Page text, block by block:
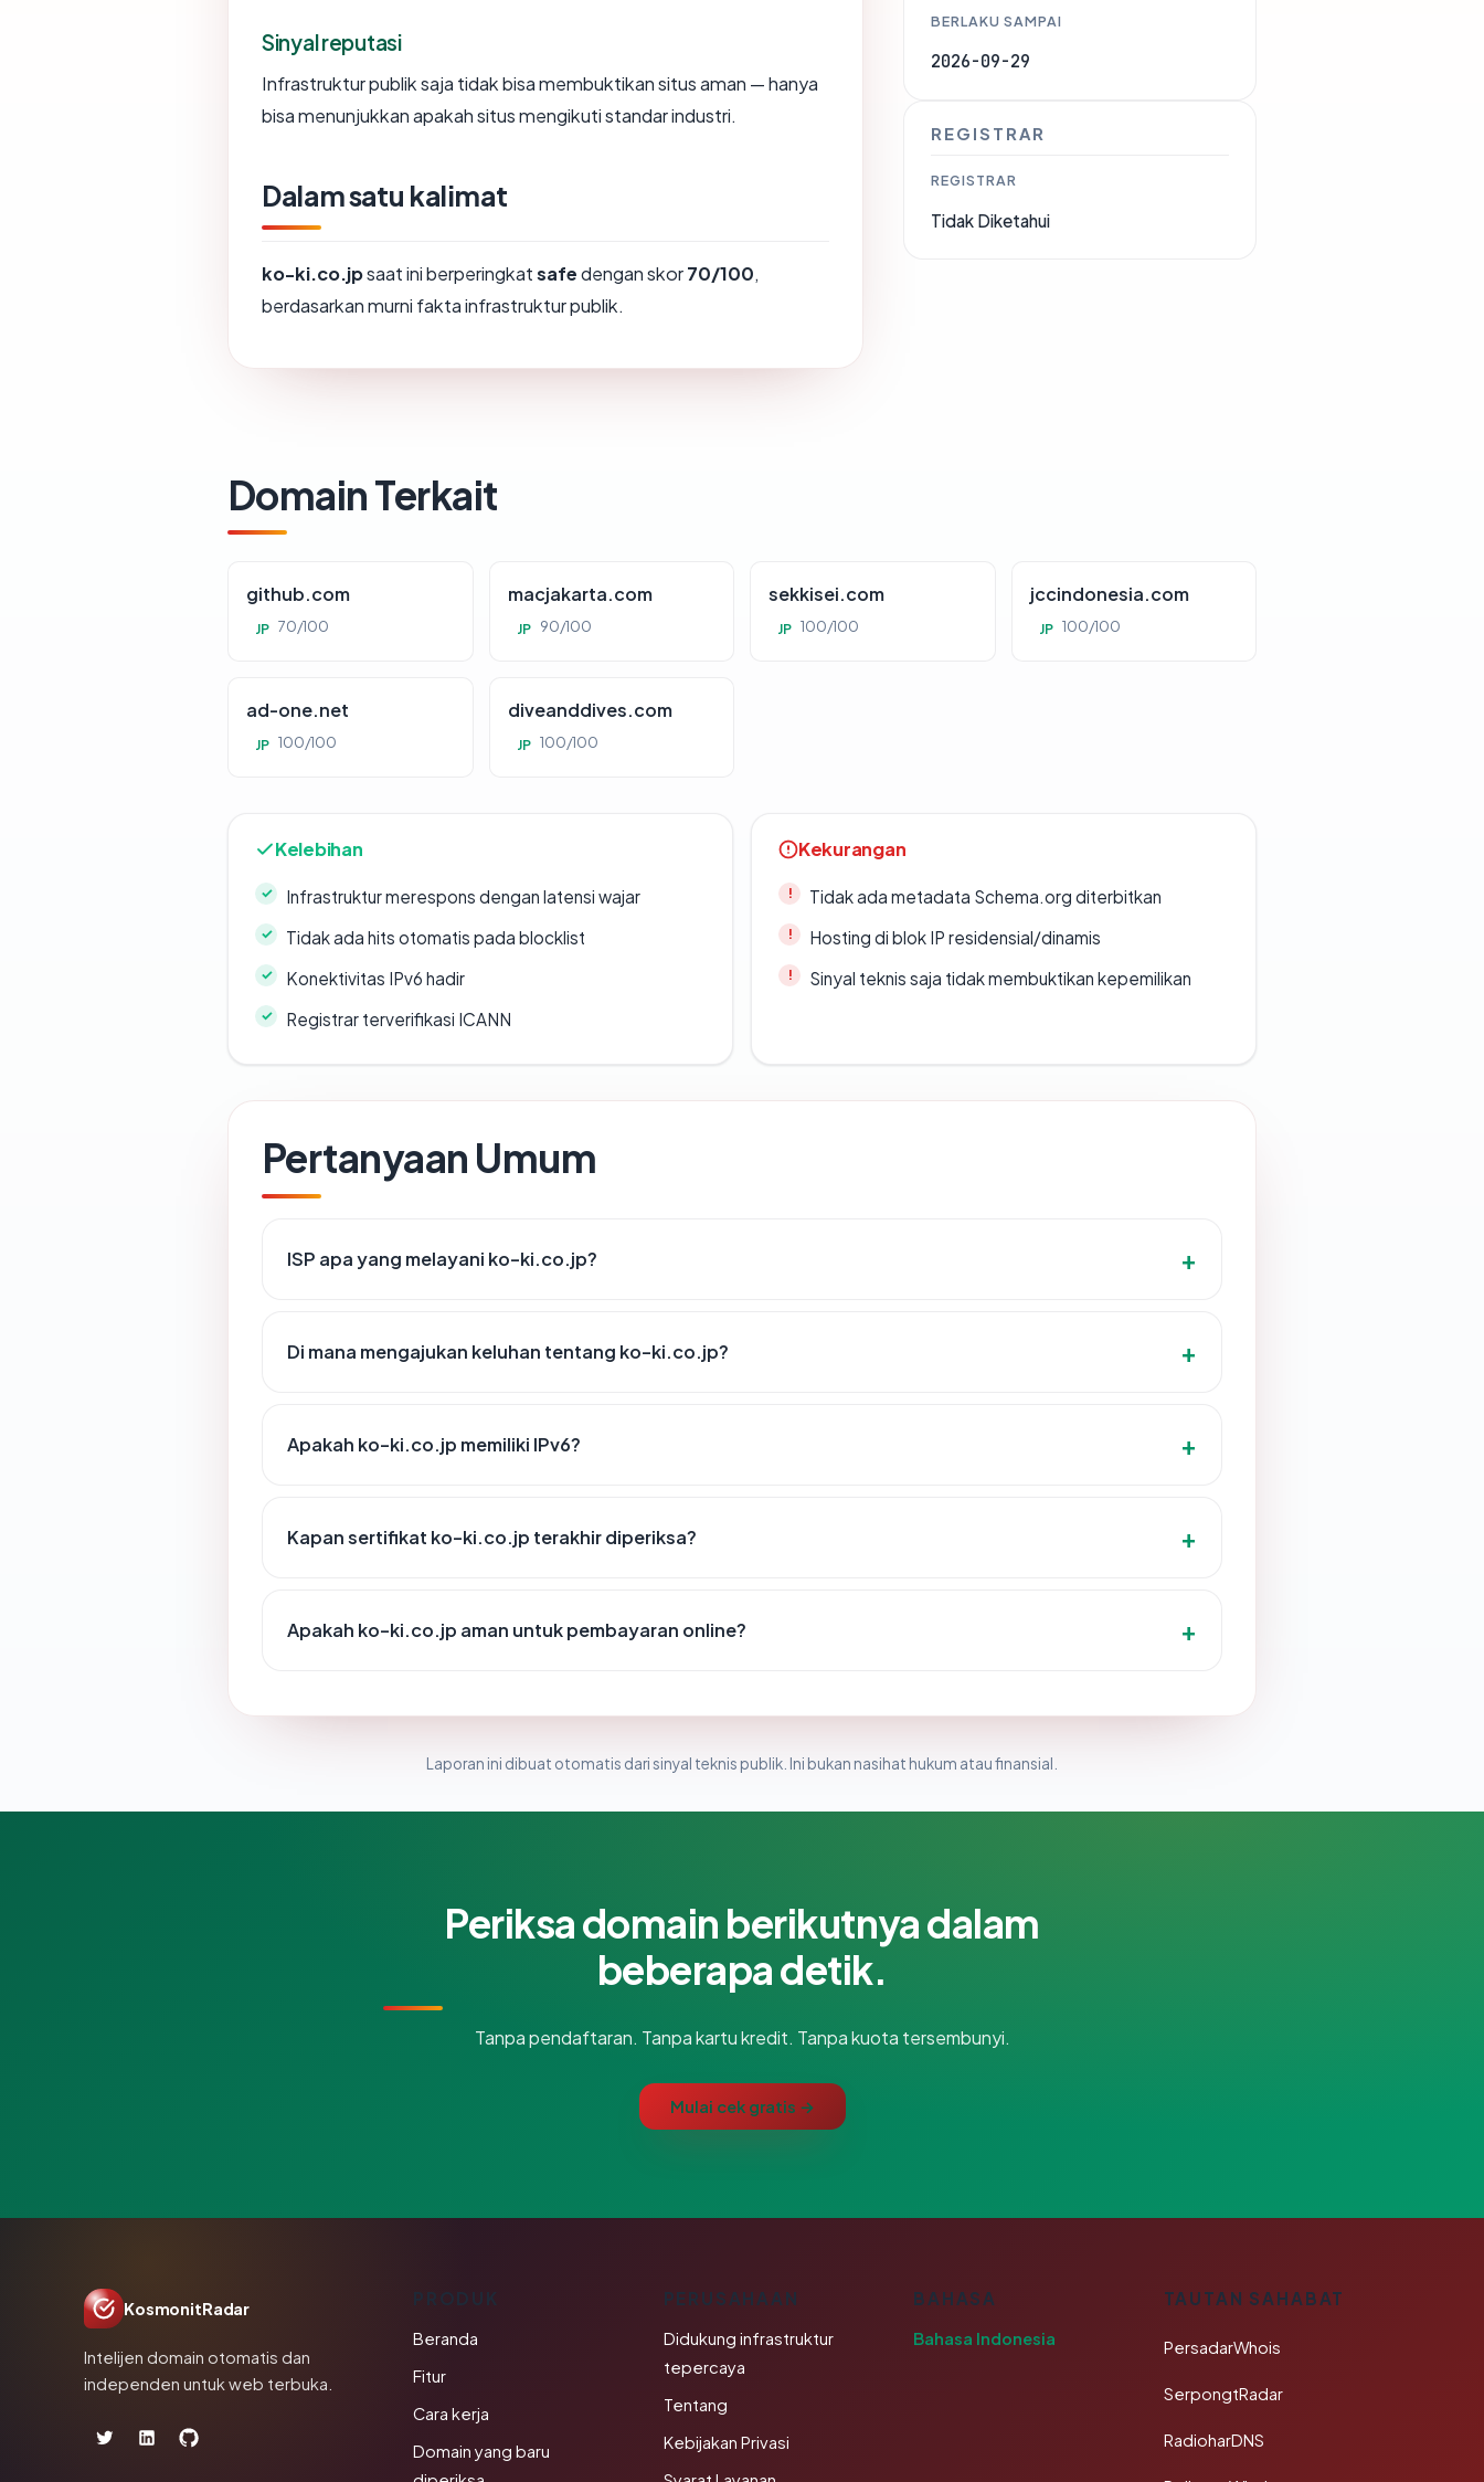
Sinyal reputasi
Infrastruktur publik saja tidak bisa membuktikan situs aman — hanya
bisa menunjukkan apakah situs mengikuti standar industri.
Dalam satu kalimat
ko-ki.co.jpsaat ini berperingkatsafedengan skor70/100,
berdasarkan murni fakta infrastruktur publik.
BERLAKU SAMPAI
2026-09-29
REGISTRAR
REGISTRAR
Tidak Diketahui
Domain Terkait
github.com
JP 70/100
macjakarta.com
JP 90/100
sekkisei.com
JP 100/100
jccindonesia.com
JP 100/100
ad-one.net
JP 100/100
diveanddives.com
JP 100/100
Kelebihan
Infrastruktur merespons dengan latensi wajar
Tidak ada hits otomatis pada blocklist
Konektivitas IPv6 hadir
Registrar terverifikasi ICANN
Kekurangan
Tidak ada metadata Schema.org diterbitkan
Hosting di blok IP residensial/dinamis
Sinyal teknis saja tidak membuktikan kepemilikan
Pertanyaan Umum
ISP apa yang melayani ko-ki.co.jp?
Di mana mengajukan keluhan tentang ko-ki.co.jp?
Apakah ko-ki.co.jp memiliki IPv6?
Kapan sertifikat ko-ki.co.jp terakhir diperiksa?
Apakah ko-ki.co.jp aman untuk pembayaran online?
Laporan ini dibuat otomatis dari sinyal teknis publik. Ini bukan nasihat hukum atau finansial.
Periksa domain berikutnya dalam
beberapa detik.
Tanpa pendaftaran. Tanpa kartu kredit. Tanpa kuota tersembunyi.
Mulai cek gratis →
KosmonitRadar
Intelijen domain otomatis dan
independen untuk web terbuka.
Beranda
Fitur
Cara kerja
Domain yang baru
PERUSAHAAN
Didukung infrastruktur
tepercaya
Tentang
Kebijakan Privasi
BAHASA
Bahasa Indonesia
TAUTAN SAHABAT
PersadarWhois
SerpongtRadar
RadioharDNS